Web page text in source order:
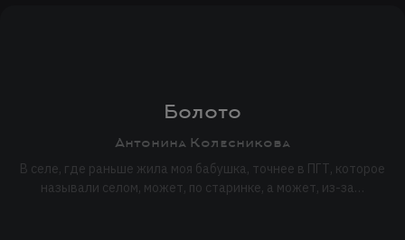
Болото
Антонина Колесникова
В селе, где раньше жила моя бабушка, точнее в ПГТ, которое
называли селом, может, по старинке, а может, из-за…